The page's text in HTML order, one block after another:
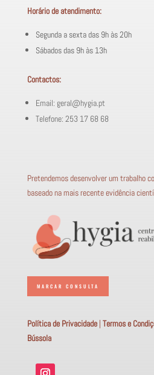
Horário de atendimento:
Segunda a sexta das 9h às 20h
Sábados das 9h às 13h
Contactos:
Email: geral@hygia.pt
Telefone: 253 17 68 68
Pretendemos desenvolver um trabalho
baseado na mais recente evidência
MARCAR CONSULTA
Política de Privacidade| Termos e
Bússola